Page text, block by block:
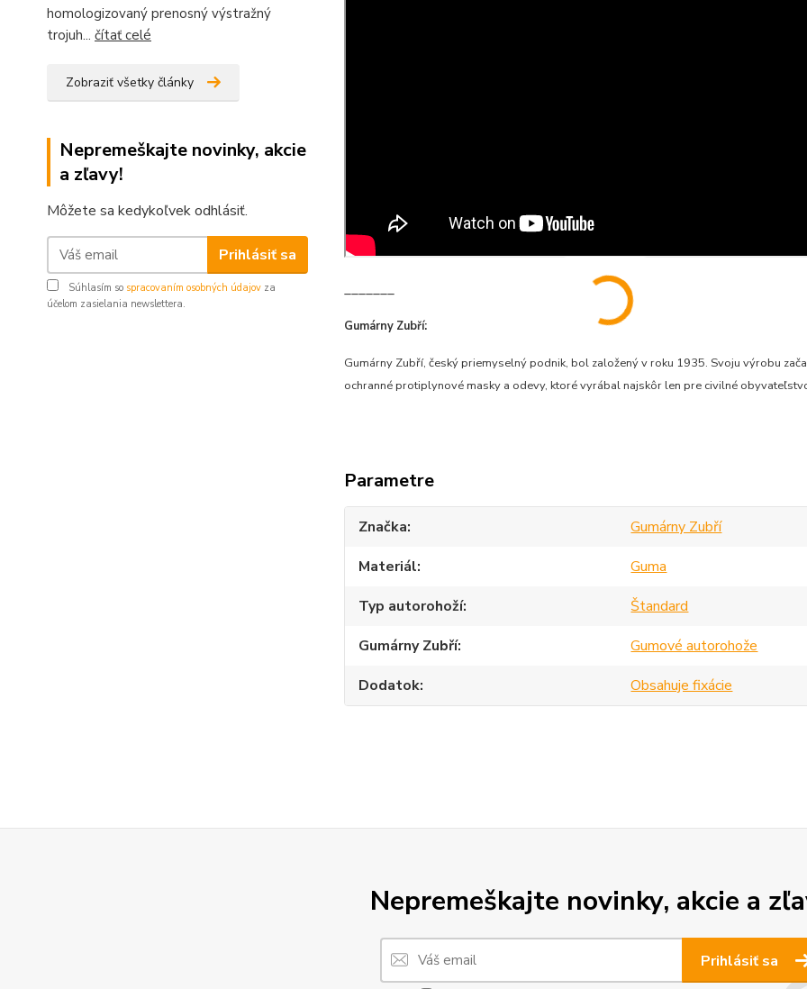
homologizovaný prenosný výstražný
trojuh... čítať celé
Zobraziť všetky články
Nepremeškajte novinky, akcie
a zľavy!
Môžete sa kedykoľvek odhlásiť.
Prihlásiť sa
Súhlasím so spracovaním osobných údajov za
účelom zasielania newslettera.
_______
Gumárny Zubří:
Gumárny Zubří, český priemyselný podnik, bol založený v roku 1935. Svoju výrobu
ochranné protiplynové masky a odevy, ktoré vyrábal najskôr len pre civilné
Parametre
Značka
Gumárny Zubří
Materiál
Guma
Typ autorohoží
Štandard
Gumárny Zubří
Gumové autorohože
Dodatok
Obsahuje fixácie
Nepremeškajte novinky, akcie a
Prihlásiť sa